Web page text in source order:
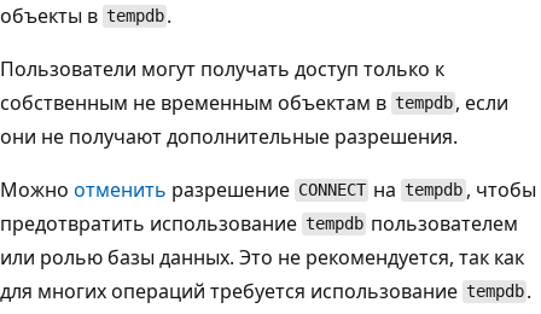
объекты в tempdb .
Пользователи могут получать доступ только к
собственным не временным объектам в tempdb , если
они не получают дополнительные разрешения.
Можно отменить разрешение CONNECT на tempdb , чтобы
предотвратить использование tempdb пользователем
или ролью базы данных. Это не рекомендуется, так как
для многих операций требуется использование tempdb .